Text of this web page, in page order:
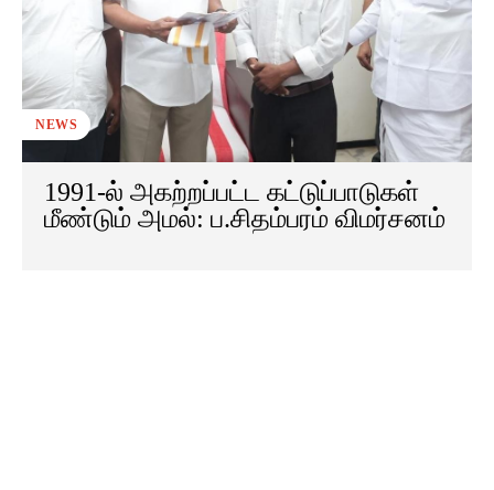
NEWS
1991-ல் அகற்றப்பட்ட கட்டுப்பாடுகள்
மீண்டும் அமல்: ப.சிதம்பரம் விமர்சனம்